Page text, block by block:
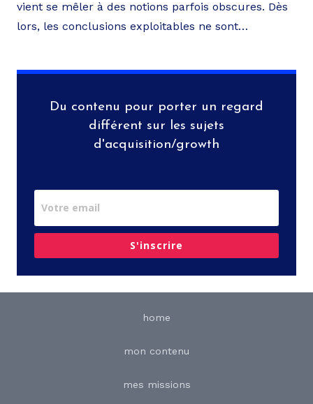
vient se mêler à des notions parfois obscures. Dès
lors, les conclusions exploitables ne sont…
Du contenu pour porter un regard
différent sur les sujets
d'acquisition/growth
S'inscrire
home
mon contenu
mes missions